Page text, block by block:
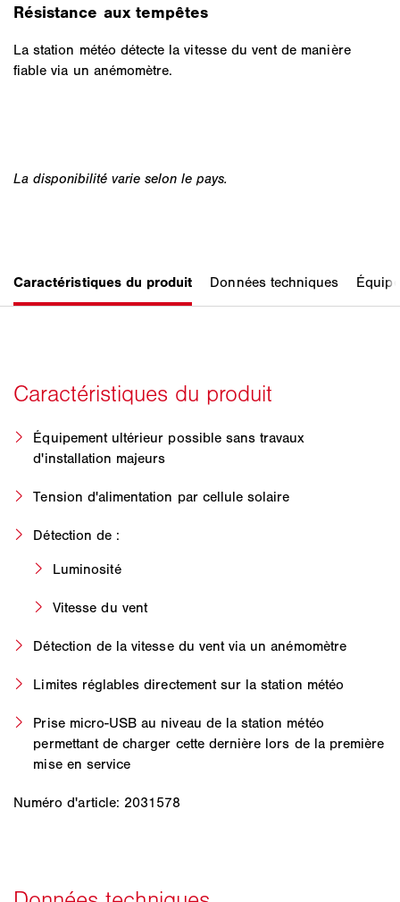
Résistance aux tempêtes
La station météo détecte la vitesse du vent de manière
fiable via un anémomètre.
Équipement ultérieur possible sans travaux
d'installation majeurs
Tension d'alimentation par cellule solaire
Détection de :
Luminosité
Vitesse du vent
Détection de la vitesse du vent via un anémomètre
Limites réglables directement sur la station météo
Prise micro-USB au niveau de la station météo
permettant de charger cette dernière lors de la première
mise en service
Numéro d'article: 2031578